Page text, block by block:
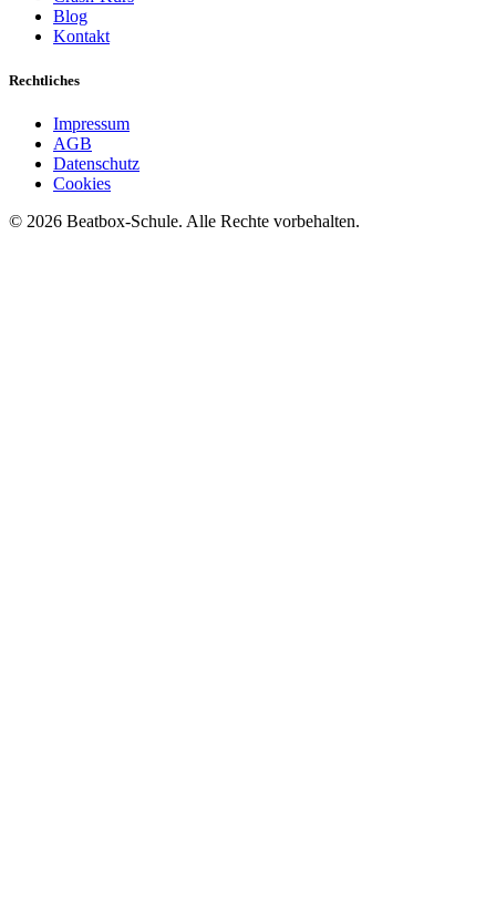
Blog
Kontakt
Rechtliches
Impressum
AGB
Datenschutz
Cookies
© 2026 Beatbox-Schule. Alle Rechte vorbehalten.